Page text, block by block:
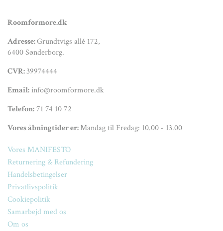
Roomformore.dk
Adresse:Grundtvigs allé 172,
6400 Sønderborg.
CVR:39974444
Email:info@roomformore.dk
Telefon:71 74 10 72
Vores åbningtider er:Mandag til Fredag: 10.00 - 13.00
Vores MANIFESTO
Returnering & Refundering
Handelsbetingelser
Privatlivspolitik
Cookiepolitik
Samarbejd med os
Om os